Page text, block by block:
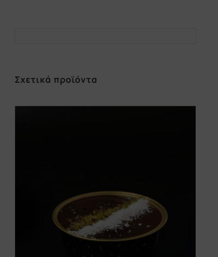
Σχετικά προϊόντα